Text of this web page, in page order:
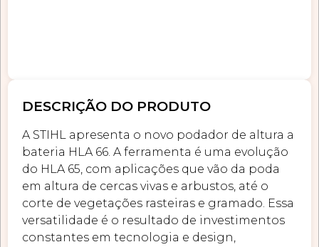
DESCRIÇÃO DO PRODUTO
A STIHL apresenta o novo podador de altura a
bateria HLA 66. A ferramenta é uma evolução
do HLA 65, com aplicações que vão da poda
em altura de cercas vivas e arbustos, até o
corte de vegetações rasteiras e gramado. Essa
versatilidade é o resultado de investimentos
constantes em tecnologia e design,